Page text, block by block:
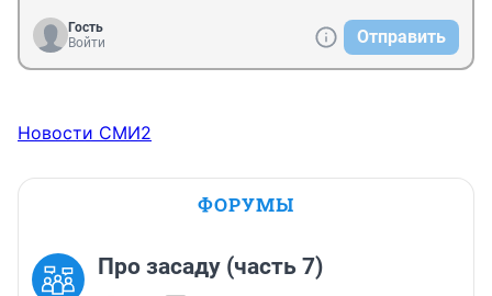
Гость
Войти
Отправить
Новости СМИ2
ФОРУМЫ
Про засаду (часть 7)